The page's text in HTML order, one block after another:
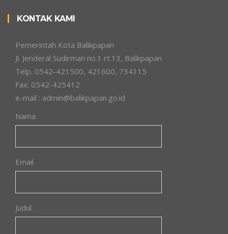
KONTAK KAMI
Pemerintah Kota Balikpapan
Jl. Jenderal Sudirman no.1 rt.13, Balikpapan
Telp. 0542-421500, 421600, 734115
Fax: 0542-425412
e-mail : admin@balikpapan.go.id
Nama
Email
Judul